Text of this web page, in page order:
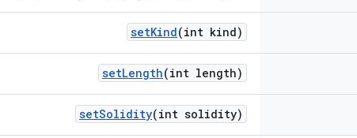
setKind(int kind)
setLength(int length)
setSolidity(int solidity)